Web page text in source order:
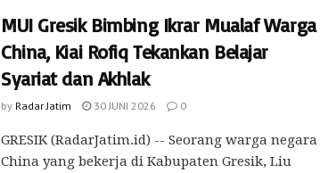
MUI Gresik Bimbing Ikrar Mualaf Warga
China, Kiai Rofiq Tekankan Belajar
Syariat dan Akhlak
by Radar Jatim 30 JUNI 2026 0
GRESIK (RadarJatim.id) -- Seorang warga negara
China yang bekerja di Kabupaten Gresik, Liu